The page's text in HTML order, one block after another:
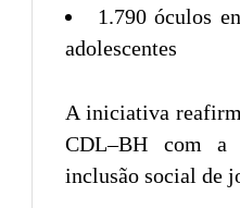
1.790 óculos
adolescentes
A iniciativa
CDL–BH com a
inclusão social de